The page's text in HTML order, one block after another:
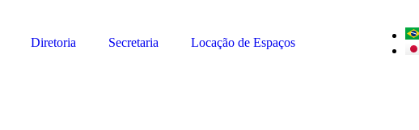
Diretoria Secretaria Locação de Espaços